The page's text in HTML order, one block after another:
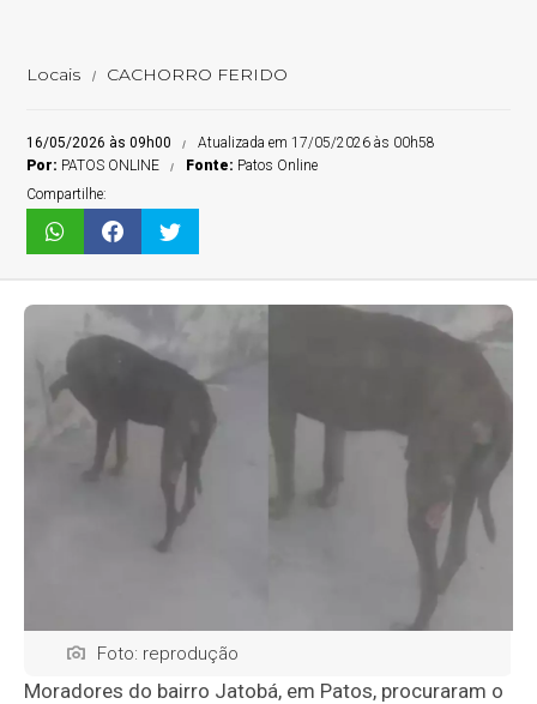
Locais CACHORRO FERIDO
16/05/2026 às 09h00
Atualizada em 17/05/2026 às 00h58
Por: PATOS ONLINE Fonte: Patos Online
Compartilhe:
Foto: reprodução
Moradores do bairro Jatobá, em Patos, procuraram o